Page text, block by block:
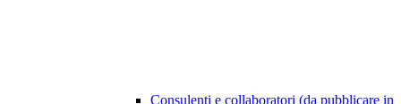
Consulenti e collaboratori (da pubblicare in